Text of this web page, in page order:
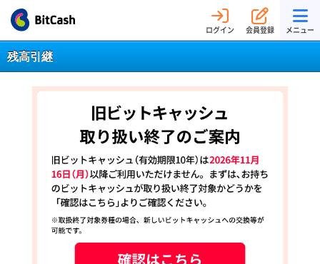
ログイン 会員登録 メニュー
残高引継